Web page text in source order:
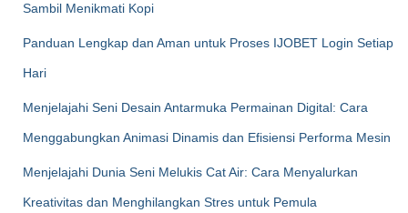
Sambil Menikmati Kopi
Panduan Lengkap dan Aman untuk Proses IJOBET Login Setiap
Hari
Menjelajahi Seni Desain Antarmuka Permainan Digital: Cara
Menggabungkan Animasi Dinamis dan Efisiensi Performa Mesin
Menjelajahi Dunia Seni Melukis Cat Air: Cara Menyalurkan
Kreativitas dan Menghilangkan Stres untuk Pemula